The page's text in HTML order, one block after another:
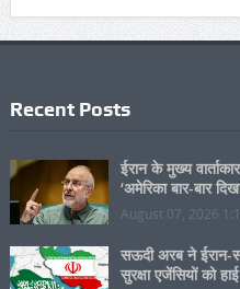
Recent Posts
ईरान के मुख्य
‘अमेरिका बार-बार
August 07, 2026
सऊदी अरब ने ईरान-
सुरक्षा एजेंसियों को